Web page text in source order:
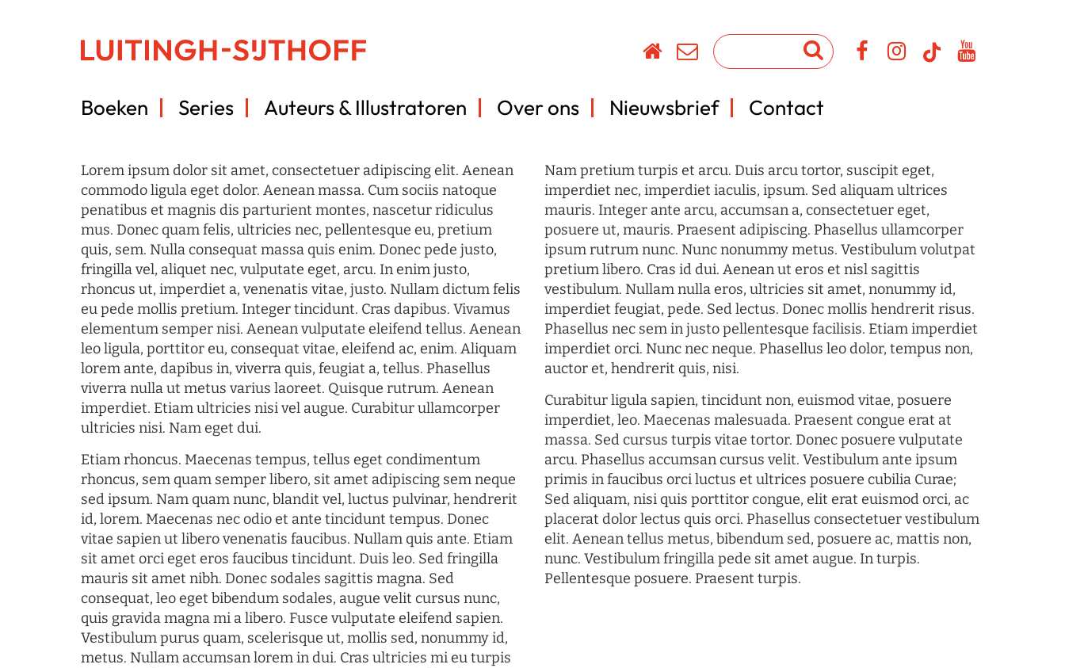
Boeken Series Auteurs & Illustratoren Over ons Nieuwsbrief Contact
Lorem ipsum dolor sit amet, consectetuer adipiscing elit. Aenean
commodo ligula eget dolor. Aenean massa. Cum sociis natoque
penatibus et magnis dis parturient montes, nascetur ridiculus
mus. Donec quam felis, ultricies nec, pellentesque eu, pretium
quis, sem. Nulla consequat massa quis enim. Donec pede justo,
fringilla vel, aliquet nec, vulputate eget, arcu. In enim justo,
rhoncus ut, imperdiet a, venenatis vitae, justo. Nullam dictum felis
eu pede mollis pretium. Integer tincidunt. Cras dapibus. Vivamus
elementum semper nisi. Aenean vulputate eleifend tellus. Aenean
leo ligula, porttitor eu, consequat vitae, eleifend ac, enim. Aliquam
lorem ante, dapibus in, viverra quis, feugiat a, tellus. Phasellus
viverra nulla ut metus varius laoreet. Quisque rutrum. Aenean
imperdiet. Etiam ultricies nisi vel augue. Curabitur ullamcorper
ultricies nisi. Nam eget dui.
Etiam rhoncus. Maecenas tempus, tellus eget condimentum
rhoncus, sem quam semper libero, sit amet adipiscing sem neque
sed ipsum. Nam quam nunc, blandit vel, luctus pulvinar, hendrerit
id, lorem. Maecenas nec odio et ante tincidunt tempus. Donec
vitae sapien ut libero venenatis faucibus. Nullam quis ante. Etiam
sit amet orci eget eros faucibus tincidunt. Duis leo. Sed fringilla
mauris sit amet nibh. Donec sodales sagittis magna. Sed
consequat, leo eget bibendum sodales, augue velit cursus nunc,
quis gravida magna mi a libero. Fusce vulputate eleifend sapien.
Vestibulum purus quam, scelerisque ut, mollis sed, nonummy id,
metus. Nullam accumsan lorem in dui. Cras ultricies mi eu turpis
Nam pretium turpis et arcu. Duis arcu tortor, suscipit eget,
imperdiet nec, imperdiet iaculis, ipsum. Sed aliquam ultrices
mauris. Integer ante arcu, accumsan a, consectetuer eget,
posuere ut, mauris. Praesent adipiscing. Phasellus ullamcorper
ipsum rutrum nunc. Nunc nonummy metus. Vestibulum volutpat
pretium libero. Cras id dui. Aenean ut eros et nisl sagittis
vestibulum. Nullam nulla eros, ultricies sit amet, nonummy id,
imperdiet feugiat, pede. Sed lectus. Donec mollis hendrerit risus.
Phasellus nec sem in justo pellentesque facilisis. Etiam imperdiet
imperdiet orci. Nunc nec neque. Phasellus leo dolor, tempus non,
auctor et, hendrerit quis, nisi.
Curabitur ligula sapien, tincidunt non, euismod vitae, posuere
imperdiet, leo. Maecenas malesuada. Praesent congue erat at
massa. Sed cursus turpis vitae tortor. Donec posuere vulputate
arcu. Phasellus accumsan cursus velit. Vestibulum ante ipsum
primis in faucibus orci luctus et ultrices posuere cubilia Curae;
Sed aliquam, nisi quis porttitor congue, elit erat euismod orci, ac
placerat dolor lectus quis orci. Phasellus consectetuer vestibulum
elit. Aenean tellus metus, bibendum sed, posuere ac, mattis non,
nunc. Vestibulum fringilla pede sit amet augue. In turpis.
Pellentesque posuere. Praesent turpis.